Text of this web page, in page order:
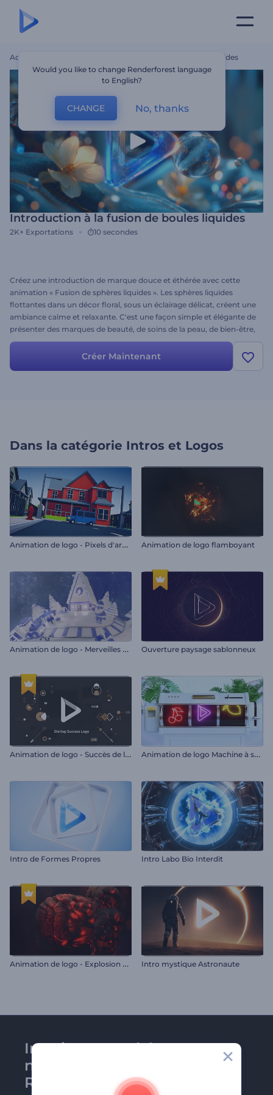
Accueil Introduction À La Fusion De Boules Liquides
Introduction à la fusion de boules liquides
2K+ Exportations 10 secondes
Créez une introduction de marque douce et éthérée avec cette
animation « Fusion de sphères liquides ». Les sphères liquides
flottantes dans un décor floral, sous un éclairage délicat, créent une
ambiance calme et relaxante. C'est une façon simple et élégante de
présenter des marques de beauté, de soins de la peau, de bien-être,
de spa et autres marques lifestyle. Personnalisez-la en quelques
secondes en ajoutant votre logo, le nom de votre marque, votre
slogan et une musique de fond. Créez dès maintenant et faites
Créer Maintenant
Dans la catégorie Intros et Logos
A
nimation de logo - Pixels d'arcade Animation de logo flamboyant
A
nimation de logo - Merveilles d'hiver Ouverture paysage sablonneux
A
nimation de logo - Succès de la start-up A
nimation de logo Machine à sous
Intro de Formes Propres Intro Labo Bio Interdit
A
nimation de logo - Explosion de feu Intro mystique Astronaute
Inscrivez-vous à la
newsletter de
Renderforest
Would you like to change Renderforest language
to English?
CHANGE No, thanks